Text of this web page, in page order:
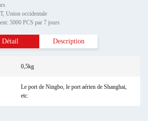
Union occidentale
5000 PCS par 7 jours
Détail Description
0,5kg
Le port de Ningbo, le port aérien de Shanghai,
etc.